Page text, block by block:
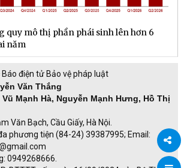
Chia
quy mô thị phần phái sinh lên hơn 6
năm
điện tử Bảo vệ pháp luật
Văn Thắng
Vũ Mạnh Hà, Nguyễn Mạnh Hưng, Hồ Thị
Văn Bạch, Cầu Giấy, Hà Nội.
phương tiện (84-24) 39387995; Email:
0949268666.